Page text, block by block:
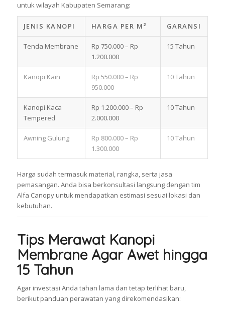
untuk wilayah Kabupaten Semarang:
JENIS KANOPI HARGA PER M² GARANSI
Tenda Membrane
Rp 750.000 – Rp
1.200.000
15 Tahun
Kanopi Kain
Rp 550.000 – Rp
950.000
10 Tahun
Kanopi Kaca
Tempered
Rp 1.200.000 – Rp
2.000.000
10 Tahun
Awning Gulung
Rp 800.000 – Rp
1.300.000
10 Tahun
Harga sudah termasuk material, rangka, serta jasa
pemasangan. Anda bisa berkonsultasi langsung dengan tim
Alfa Canopy untuk mendapatkan estimasi sesuai lokasi dan
kebutuhan.
Tips Merawat Kanopi
Membrane Agar Awet hingga
15 Tahun
Agar investasi Anda tahan lama dan tetap terlihat baru,
berikut panduan perawatan yang direkomendasikan: